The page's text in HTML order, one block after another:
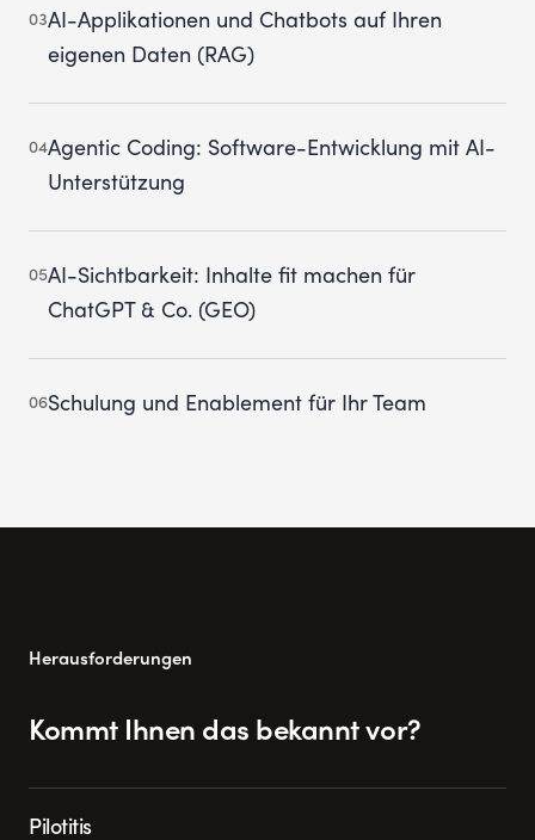
03AI-Applikationen und Chatbots auf Ihren
eigenen Daten (RAG)
04Agentic Coding: Software-Entwicklung mit AI-
Unterstützung
05AI-Sichtbarkeit: Inhalte fit machen für
ChatGPT & Co. (GEO)
06Schulung und Enablement für Ihr Team
Herausforderungen
Kommt Ihnen das bekannt vor?
Pilotitis